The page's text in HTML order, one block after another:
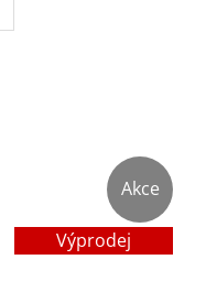
Akce
Výprodej